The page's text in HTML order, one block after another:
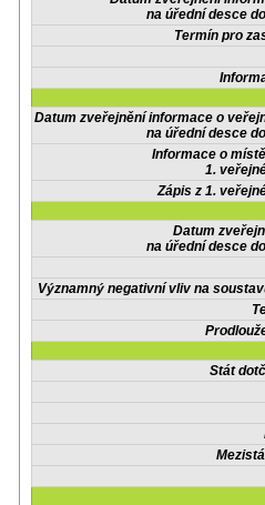
na úřední desce
Termín pro
Datum zveřejnění informace o
na úřední desce
Informace o
1.
Zápis z 1.
Datum
na úřední desce
Významný negativní vliv na
Stát